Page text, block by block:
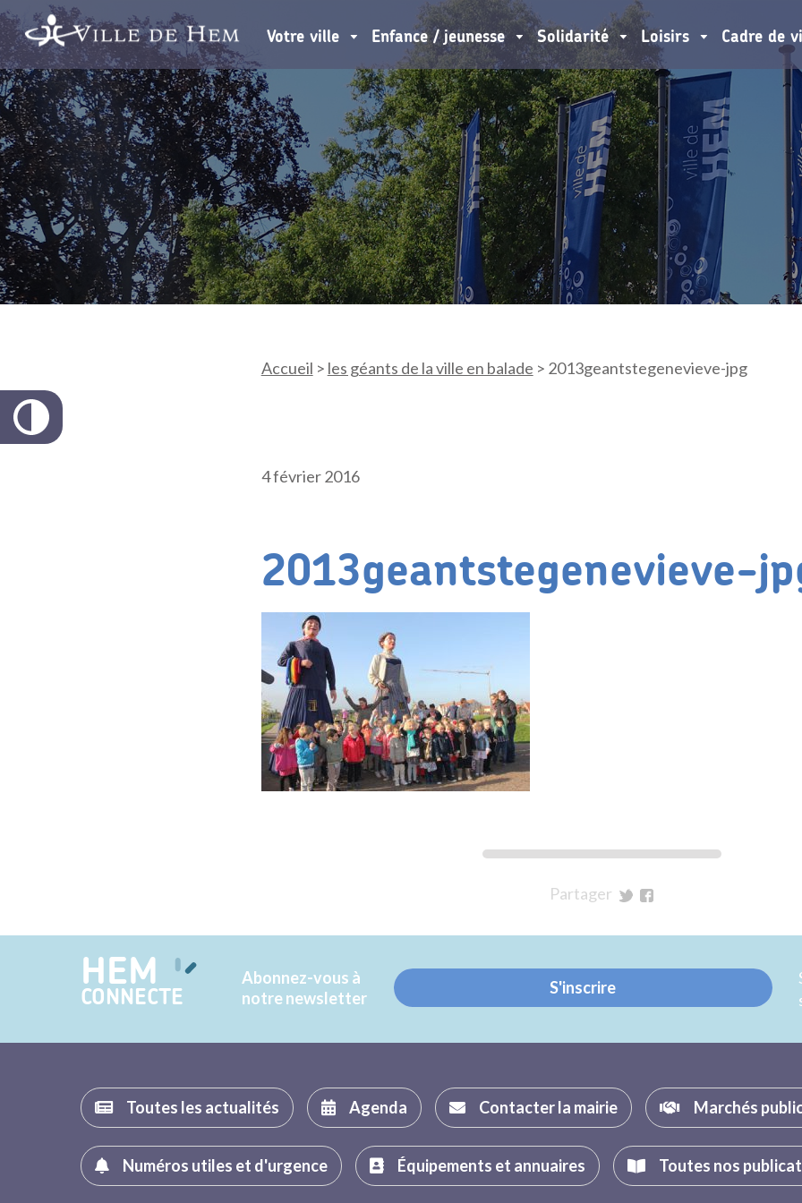
Votre ville Enfance / jeunesse Solidarité Loisirs Cadre de
Accueil > les géants de la ville en balade > 2013geantstegenevieve-jpg
4 février 2016
2013geantstegenevieve-
Partager
Twitter
Facebook
HEM
CONNECTE
Abonnez-vous à
notre newsletter
S'inscrire
Toutes les actualités Agenda Contacter la mairie Marchés
Numéros utiles et d'urgence Équipements et annuaires Toutes nos